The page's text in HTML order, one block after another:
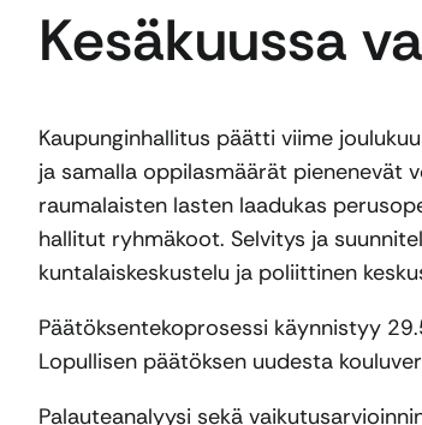
Kesäkuussa
Kaupunginhallitus päätti viime
ja samalla oppilasmäärät pienenevät
raumalaisten lasten laadukas
hallitut ryhmäkoot. Selvitys ja
kuntalaiskeskustelu ja poliittinen
Päätöksentekoprosessi käynnistyy
Lopullisen päätöksen uudesta
Palauteanalyysi sekä